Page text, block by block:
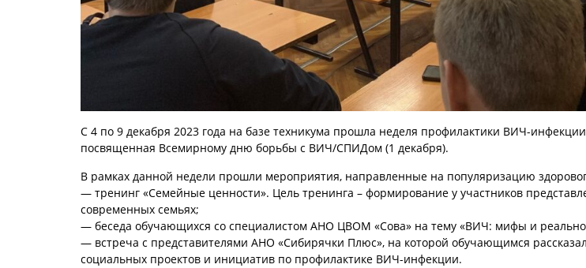
С 4 по 9 декабря 2023 года на базе техникума прошла неделя профилактики ВИЧ-
посвященная Всемирному дню борьбы с ВИЧ/СПИДом (1 декабря).
В рамках данной недели прошли мероприятия, направленные на популяризацию
— тренинг «Семейные ценности». Цель тренинга – формирование у участников
современных семьях;
— беседа обучающихся со специалистом АНО ЦВОМ «Сова» на тему «ВИЧ: мифы и
— встреча с представителями АНО «Сибирячки Плюс», на которой обучающимся
социальных проектов и инициатив по профилактике ВИЧ-инфекции.